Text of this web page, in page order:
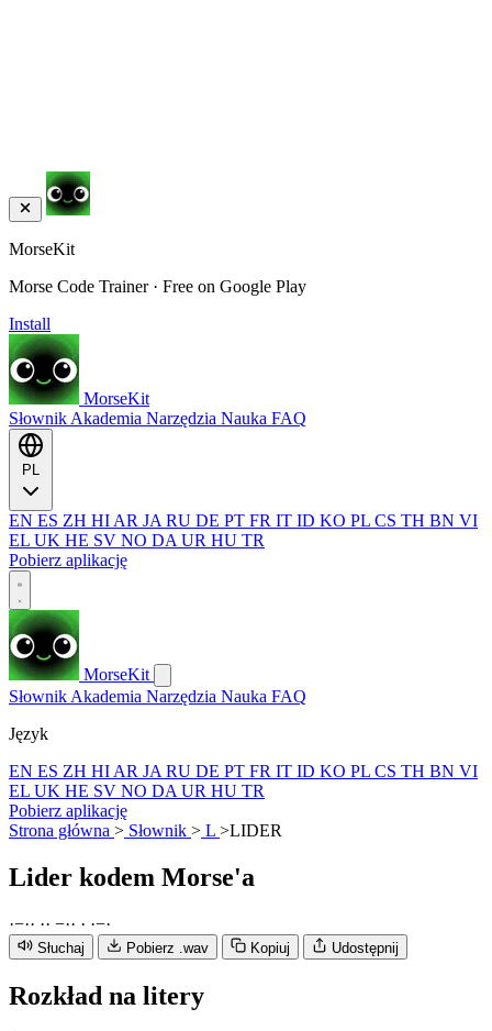
MorseKit
Morse Code Trainer · Free on Google Play
Install
MorseKit
Słownik Akademia Narzędzia Nauka FAQ
EN ES ZH HI AR JA RU DE PT FR IT ID KO PL CS TH BN VI
EL UK HE SV NO DA UR HU TR
Pobierz aplikację
MorseKit
Słownik Akademia Narzędzia Nauka FAQ
Język
EN ES ZH HI AR JA RU DE PT FR IT ID KO PL CS TH BN VI
EL UK HE SV NO DA UR HU TR
Pobierz aplikację
Strona główna > Słownik > L >LIDER
Lider kodem Morse'a
·−·· ·· −·· · ·−·
Słuchaj Pobierz .wav Kopiuj Udostępnij
Rozkład na litery